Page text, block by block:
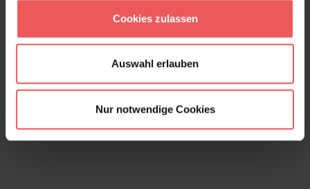
Cookies zulassen
Auswahl erlauben
Nur notwendige Cookies